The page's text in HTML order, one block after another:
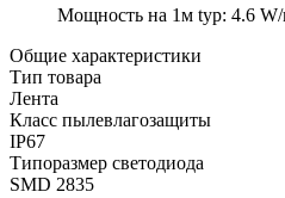
Мощность на 1м typ: 4.6
Общие характеристики
Тип товара
Лента
Класс пылевлагозащиты
IP67
Типоразмер светодиода
SMD 2835